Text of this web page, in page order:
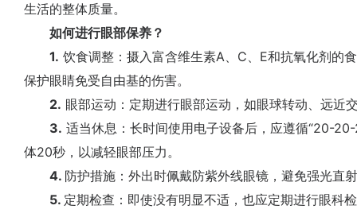
生活的整体质量。
如何进行眼部保养？
1. 饮食调整：摄入富含维生素A、C、E和抗氧化剂的
保护眼睛免受自由基的伤害。
2. 眼部运动：定期进行眼部运动，如眼球转动、远近
3. 适当休息：长时间使用电子设备后，应遵循“20-
体20秒，以减轻眼部压力。
4. 防护措施：外出时佩戴防紫外线眼镜，避免强光直
5. 定期检查：即使没有明显不适，也应定期进行眼科